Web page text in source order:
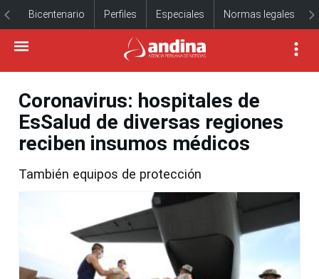
Bicentenario Perfiles Especiales Normas legales
Coronavirus: hospitales de
EsSalud de diversas regiones
reciben insumos médicos
También equipos de protección